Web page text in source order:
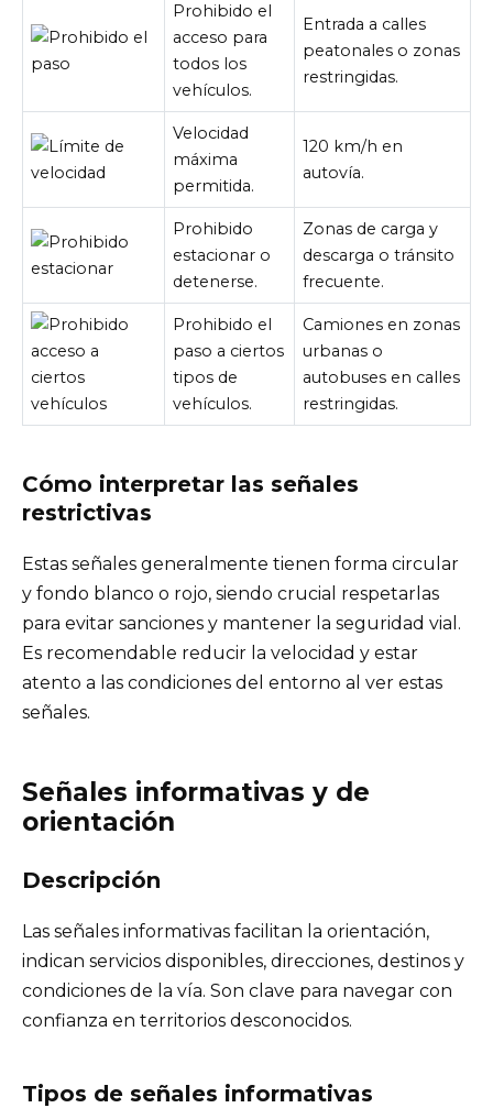
Prohibido el
acceso para
todos los
vehículos.
Entrada a calles
peatonales o zonas
restringidas.
Velocidad
máxima
permitida.
120 km/h en
autovía.
Prohibido
estacionar o
detenerse.
Zonas de carga y
descarga o tránsito
frecuente.
Prohibido el
paso a ciertos
tipos de
vehículos.
Camiones en zonas
urbanas o
autobuses en calles
restringidas.
Cómo interpretar las señales
restrictivas
Estas señales generalmente tienen forma circular
y fondo blanco o rojo, siendo crucial respetarlas
para evitar sanciones y mantener la seguridad vial.
Es recomendable reducir la velocidad y estar
atento a las condiciones del entorno al ver estas
señales.
Señales informativas y de
orientación
Descripción
Las señales informativas facilitan la orientación,
indican servicios disponibles, direcciones, destinos y
condiciones de la vía. Son clave para navegar con
confianza en territorios desconocidos.
Tipos de señales informativas